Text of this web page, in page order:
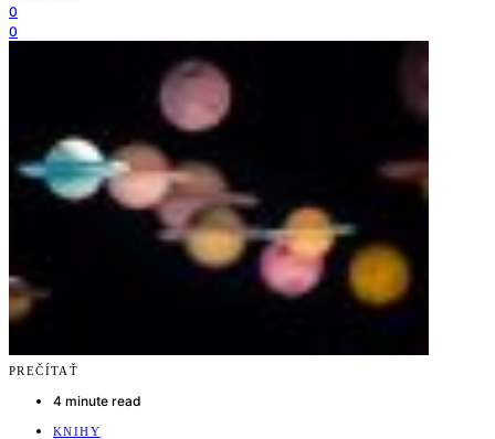
0
0
PREČÍTAŤ
4 minute read
KNIHY